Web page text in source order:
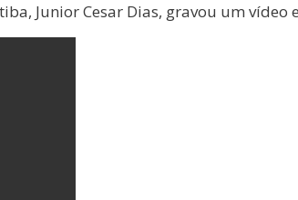
Junior Cesar Dias, gravou um